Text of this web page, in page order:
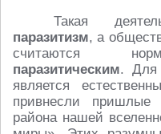
Такая
паразитизм, а
считаются
паразитическим. Для
является
привнесли пришлые
района нашей